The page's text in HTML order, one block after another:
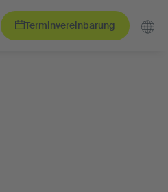
Terminvereinbarung